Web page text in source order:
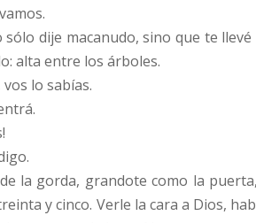
sólo dije macanudo, sino que te
alta entre los árboles.
lo sabías.
la gorda, grandote como la
y cinco. Verle la cara a Dios,